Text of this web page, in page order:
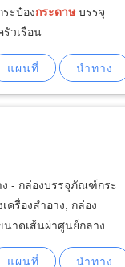
ะป๋องกระดาษ บรรจุ
วเรือน
ง - กล่องบรรจุภัณฑ์กระ
รื่องสำอาง, กล่อง
าดเส้นผ่าศูนย์กลาง